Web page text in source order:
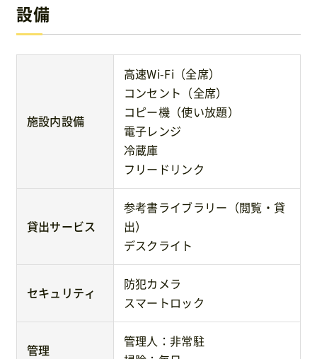
設備
施設内設備
高速Wi-Fi（全席）
コンセント（全席）
コピー機（使い放題）
電子レンジ
冷蔵庫
フリードリンク
貸出サービス
参考書ライブラリー（閲覧・貸
出）
デスクライト
セキュリティ
防犯カメラ
スマートロック
管理
管理人：非常駐